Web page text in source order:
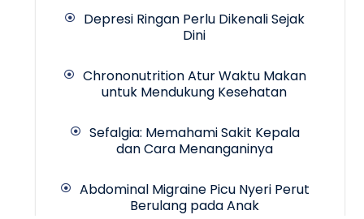
Depresi Ringan Perlu Dikenali Sejak
Dini
Chrononutrition Atur Waktu Makan
untuk Mendukung Kesehatan
Sefalgia: Memahami Sakit Kepala
dan Cara Menanganinya
Abdominal Migraine Picu Nyeri Perut
Berulang pada Anak